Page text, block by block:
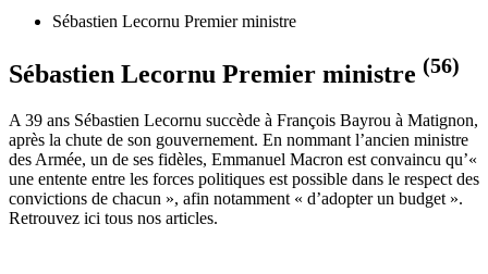
Sébastien Lecornu Premier ministre
Sébastien Lecornu Premier ministre (56)
A 39 ans Sébastien Lecornu succède à François Bayrou à Matignon,
après la chute de son gouvernement. En nommant l’ancien ministre
des Armée, un de ses fidèles, Emmanuel Macron est convaincu qu’«
une entente entre les forces politiques est possible dans le respect des
convictions de chacun », afin notamment « d’adopter un budget ».
Retrouvez ici tous nos articles.